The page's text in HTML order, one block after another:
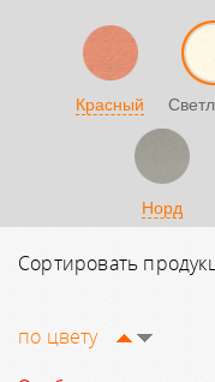
Красный
Норд
Сортировать
по цвету